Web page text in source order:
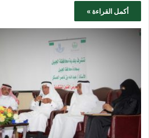
أكمل القراءة »